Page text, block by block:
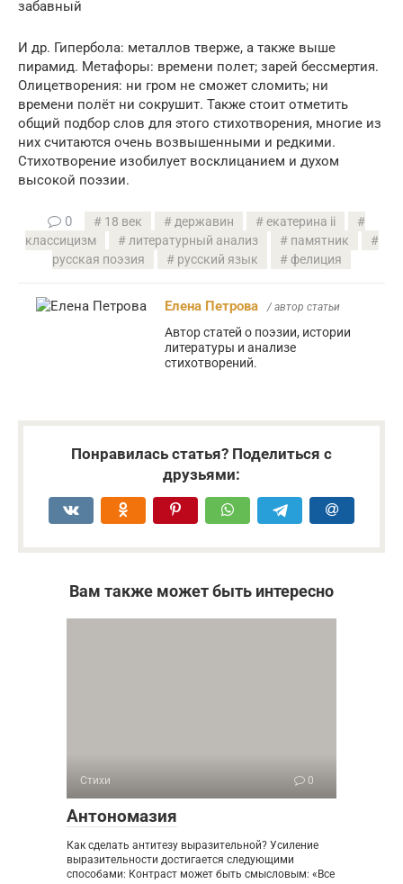
забавный
И др. Гипербола: металлов тверже, а также выше
пирамид. Метафоры: времени полет; зарей бессмертия.
Олицетворения: ни гром не сможет сломить; ни
времени полёт ни сокрушит. Также стоит отметить
общий подбор слов для этого стихотворения, многие из
них считаются очень возвышенными и редкими.
Стихотворение изобилует восклицанием и духом
высокой поэзии.
0 18 век державин
екатерина ii
классицизм
литературный анализ
памятник
русская поэзия
русский язык фелиция
Елена Петрова / автор статьи
Автор статей о поэзии, истории
литературы и анализе
стихотворений.
Понравилась статья? Поделиться с
друзьями:
Вам также может быть интересно
Стихи 0
Антономазия
Как сделать антитезу выразительной? Усиление
выразительности достигается следующими
способами: Контраст может быть смысловым: «Все